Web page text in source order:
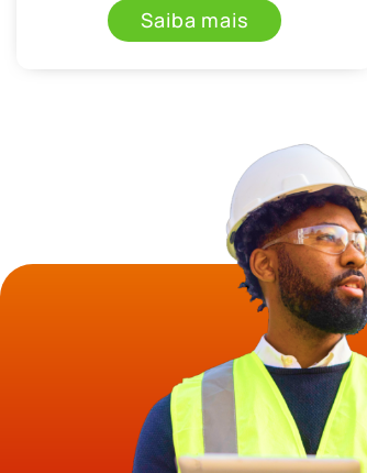
Saiba mais